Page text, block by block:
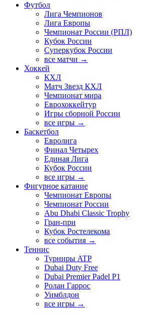
Футбол
Лига Чемпионов
Лига Европы
Чемпионат России (РПЛ)
Кубок России
Суперкубок России
все матчи →
Хоккей
КХЛ
Матч Звезд КХЛ
Чемпионат мира
Еврохоккейтур
Игры сборной России
все игры →
Баскетбол
Евролига
Финал Четырех
Единая Лига
Кубок России
все игры →
Фигурное катание
Чемпионат Европы
Чемпионат России
Abu Dhabi Classic Trophy
Гран-при
Кубок Ростелекома
все события →
Теннис
Турниры ATP
Dubai Duty Free
Dubai Premier Padel P1
Ролан Гаррос
Уимблдон
все игры →